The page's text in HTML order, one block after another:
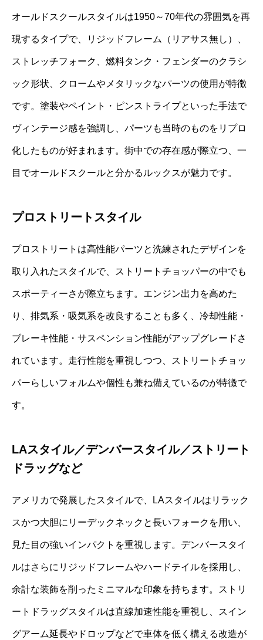
オールドスクールスタイルは1950～70年代の雰囲気を再
現するタイプで、リジッドフレーム（リアサス無し）、
ストレッチフォーク、燃料タンク・フェンダーのクラシ
ック形状、クロームやメタリックなパーツの使用が特徴
です。塗装やペイント・ピンストライプといった手法で
ヴィンテージ感を強調し、パーツも当時のものをリプロ
化したものが好まれます。街中での存在感が際立つ、一
目でオールドスクールと分かるルックスが魅力です。
プロストリートスタイル
プロストリートは高性能パーツと洗練されたデザインを
取り入れたスタイルで、ストリートチョッパーの中でも
スポーティーさが際立ちます。エンジン出力を高めた
り、排気系・吸気系を改良することも多く、冷却性能・
ブレーキ性能・サスペンション性能がアップグレードさ
れています。走行性能を重視しつつ、ストリートチョッ
パーらしいフォルムや個性も兼ね備えているのが特徴で
す。
LAスタイル／デンバースタイル／ストリート
ドラッグなど
アメリカで発展したスタイルで、LAスタイルはリラック
スかつ大胆にリーデックネックと長いフォークを用い、
見た目の強いインパクトを重視します。デンバースタイ
ルはさらにリジッドフレームやハードテイルを採用し、
余計な装飾を削ったミニマルな印象を持ちます。ストリ
ートドラッグスタイルは直線加速性能を重視し、スイン
グアーム延長やドロップなどで車体を低く構える改造が